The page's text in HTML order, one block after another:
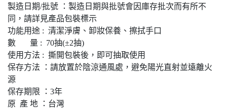
製造日期/批號 ：製造日期與批號會因庫存批次而有所不
同，請詳見產品包裝標示
功能用途 : 清潔淨膚、卸妝保養、擦拭手口
數 量 : 70抽(±2抽)
使用方法 : 撕開包裝後，即可抽取使用
保存方法 ：請放置於陰涼通風處，避免陽光直射並遠離火
源
保存期限 ：3年
原 產 地 ：台灣